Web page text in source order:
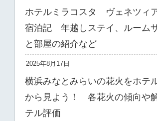
ホテルミラコスタ ヴェネツィ
宿泊記 年越しステイ、ルーム
と部屋の紹介など
2025年8月17日
横浜みなとみらいの花火をホテ
から見よう！ 各花火の傾向や
テル評価